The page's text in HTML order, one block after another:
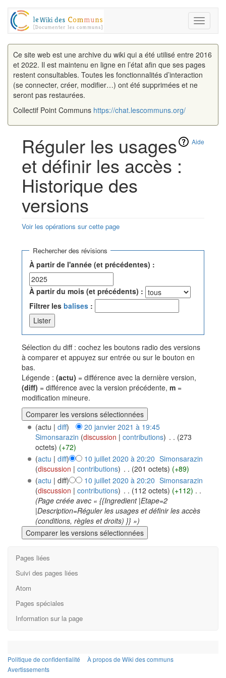
Toggle
Ce site web est une archive du wiki qui a été utilisé entre 2016
et 2022. Il est maintenu en ligne en l’état afin que ses pages
restent consultables. Toutes les fonctionnalités d’interaction
(se connecter, créer, modifier…) ont été supprimées et ne
seront pas restaurées.
Collectif Point Communs https://chat.lescommuns.org/
Aide
Réguler les usages
et définir les accès :
Historique des
versions
Voir les opérations sur cette page
Rechercher des révisions
À partir de l'année (et précédentes) :
À partir du mois (et précédents) :
Filtrer les balises :
Sélection du diff : cochez les boutons radio des versions
à comparer et appuyez sur entrée ou sur le bouton en
bas.
Légende : (actu) = différence avec la dernière version,
(diff) = différence avec la version précédente, m =
modification mineure.
(actu | diff)
20 janvier 2021 à 19:45
Simonsarazin (discussion | contributions) . . (273
octets) (+72)
(actu | diff) 10 juillet 2020 à 20:20 Simonsarazin
(discussion | contributions) . . (201 octets) (+89)
(actu | diff) 10 juillet 2020 à 20:20 Simonsarazin
(discussion | contributions) . . (112 octets) (+112) . .
(Page créée avec « {{Ingredient |Etape=2
|Description=Réguler les usages et définir les accès
(conditions, règles et droits) }} »)
Pages liées
Suivi des pages liées
Atom
Pages spéciales
Information sur la page
Politique de confidentialité
À propos de Wiki des communs
Avertissements